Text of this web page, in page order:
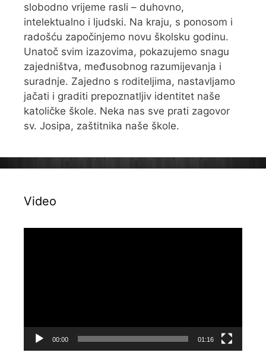
slobodno vrijeme rasli – duhovno,
intelektualno i ljudski. Na kraju, s ponosom i
radošću započinjemo novu školsku godinu.
Unatoč svim izazovima, pokazujemo snagu
zajedništva, međusobnog razumijevanja i
suradnje. Zajedno s roditeljima, nastavljamo
jačati i graditi prepoznatljiv identitet naše
katoličke škole. Neka nas sve prati zagovor
sv. Josipa, zaštitnika naše škole.
Video
00:00 01:16